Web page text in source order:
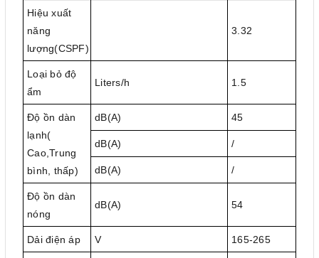
Hiệu xuất
năng
lượng(CSPF)
3.32
Loại bỏ độ
ẩm
Liters/h 1.5
Độ ồn dàn
lạnh(
Cao,Trung
bình, thấp)
dB(A) 45
dB(A) /
dB(A) /
Độ ồn dàn
nóng
dB(A) 54
Dải điện áp V 165-265